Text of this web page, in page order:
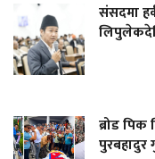
संसदमा
ब्रोड पिक
पुरबहादुर